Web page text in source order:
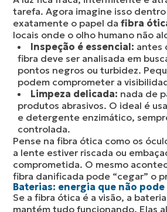
tarefa. Agora imagine isso dentro
exatamente o papel dafibra
locais onde o olho humano não
Inspeção é essencial: antes
fibra deve ser analisada em
pontos negros ou turbidez.
podem comprometer a
Limpeza delicada: nada de
produtos abrasivos. O ideal é
e detergente enzimático,
controlada.
Pense na fibra ótica como os
a lente estiver riscada ou
comprometida. O mesmo
fibra danificada pode “cegar” o
Baterias: energia que não
Se a fibra ótica é a visão, a
mantém tudo funcionando. Elas